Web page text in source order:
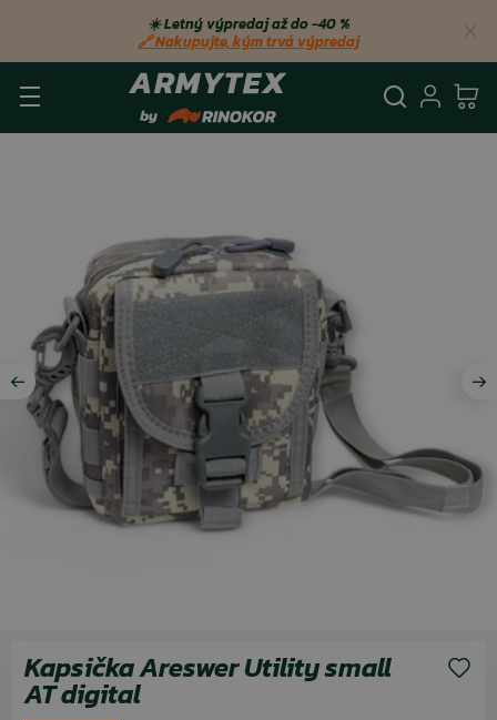
☀️ Letný výpredaj až do −40 %
🔗 Nakupujte, kým trvá výpredaj
Kapsička Areswer Utility small
AT digital